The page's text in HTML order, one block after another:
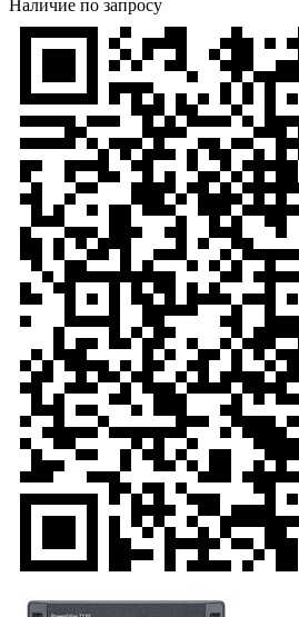
Наличие по запросу